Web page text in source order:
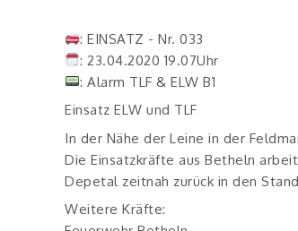
: EINSATZ - Nr. 033
: 23.04.2020 19.07Uhr
: Alarm TLF & ELW B1
Einsatz ELW und TLF
In der Nähe der Leine in der
Die Einsatzkräfte aus Betheln
Depetal zeitnah zurück in den
Weitere Kräfte: